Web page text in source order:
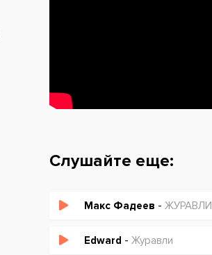
Слушайте еще:
Макс Фадеев - ЖУРАВЛИ
Edward - Журавли